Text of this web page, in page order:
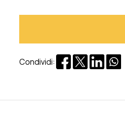
Condividi: